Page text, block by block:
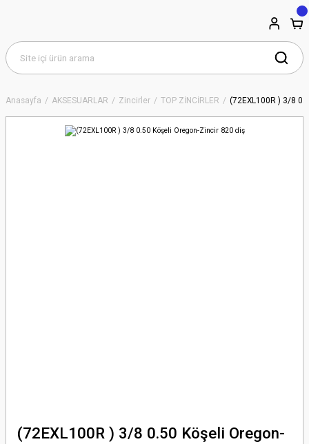
Anasayfa AKSESUARLAR Zincirler TOP ZİNCİRLER (72EXL100R ) 3/8
(72EXL100R ) 3/8 0.50 Köşeli Oregon-